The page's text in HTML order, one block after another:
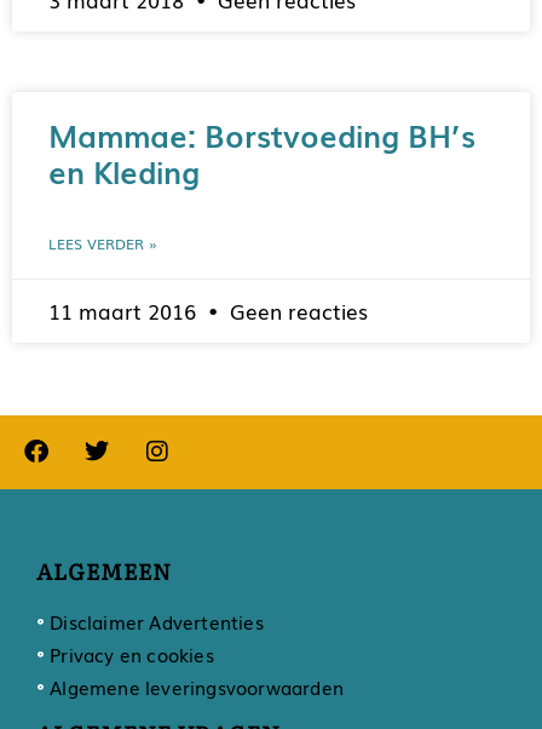
Mammae: Borstvoeding BH’s
en Kleding
LEES VERDER »
11 maart 2016 Geen reacties
ALGEMEEN
Disclaimer Advertenties
Privacy en cookies
Algemene leveringsvoorwaarden